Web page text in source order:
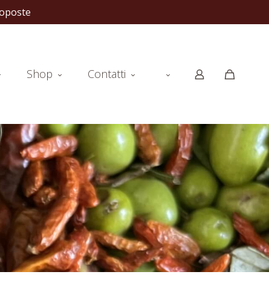
proposte
Shop Contatti